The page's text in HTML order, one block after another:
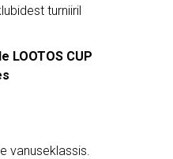
turniiril
LOOTOS CUP
vanuseklassis.